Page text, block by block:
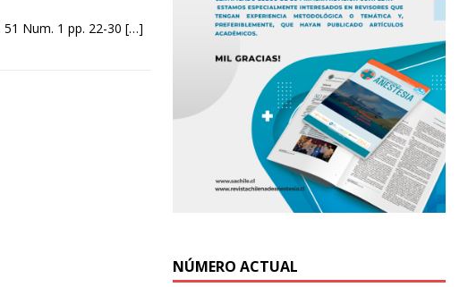
51 Num. 1 pp. 22-30 […]
NÚMERO ACTUAL